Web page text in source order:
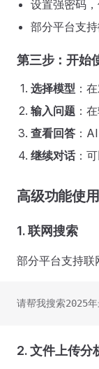
设置强密码
部分平台支
第三步：开始
选择模型 ：
输入问题 ：
查看回答 ：
继续对话：
高级功能使用
1.联网搜索
部分平台支持联
请帮我搜索2025
2.文件上传分